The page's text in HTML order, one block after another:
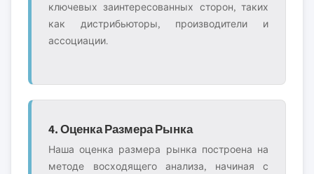
ключевых заинтересованных сторон, таких
как дистрибьюторы, производители и
ассоциации.
4. Оценка Размера Рынка
Наша оценка размера рынка построена на
методе восходящего анализа, начиная с